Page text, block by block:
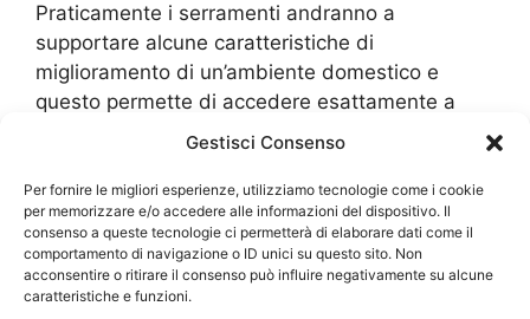
Gestisci Consenso
Per fornire le migliori esperienze, utilizziamo tecnologie come i cookie
per memorizzare e/o accedere alle informazioni del dispositivo. Il
consenso a queste tecnologie ci permetterà di elaborare dati come il
comportamento di navigazione o ID unici su questo sito. Non
acconsentire o ritirare il consenso può influire negativamente su alcune
caratteristiche e funzioni.
Praticamente i serramenti andranno a
supportare alcune caratteristiche di
miglioramento di un’ambiente domestico e
questo permette di accedere esattamente a
questo ecobonus. L’interno è quello di avere
ecosostenibili, cioè che hanno un minimo
dispendio energetico per il proprio
riscaldamento. Si tratta dunque di un
investimento, che lo stesso Stato, effettua su
quegli immobili che nel prossimo futuro